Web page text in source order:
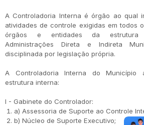
A Controladoria Interna é órgão ao qual
atividades de controle exigidas em todos
órgãos e entidades da estrutura
Administrações Direta e Indireta
disciplinada por legislação própria.
A Controladoria Interna do Município
estrutura interna:
I - Gabinete do Controlador:
a) Assessoria de Suporte ao Controle
b) Núcleo de Suporte Executivo;